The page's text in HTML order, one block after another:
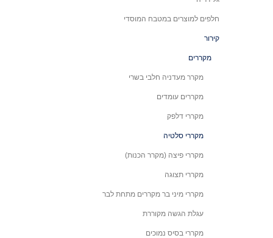
חלפים למוצרים במטבח המוסדי
קירור
מקררים
מקרר מעדניה חלבי בשרי
מקררים עומדים
מקררי דלפק
מקררי סלטיה
מקררי פיצה (מקרר הכנות)
מקררי תצוגה
מקררי מיני בר מקררים מתחת לבר
עגלת הגשה מקוררת
מקררי בסיס נמוכים